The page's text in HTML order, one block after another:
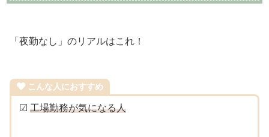
「夜勤なし」のリアルはこれ！
こんな人におすすめ
☑ 工場勤務が気になる人